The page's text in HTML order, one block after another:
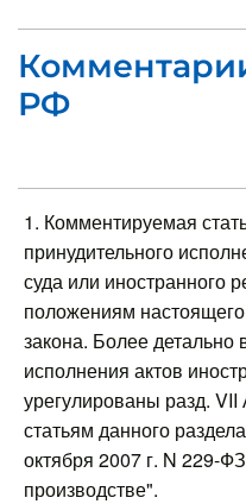
РФ
1. Комментируемая
принудительного
суда или иностранного
положениям
закона. Более детально
исполнения актов
урегулированы разд.
статьям данного
октября 2007 г. N 229-
производстве".